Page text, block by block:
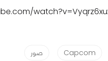
Capcom صور